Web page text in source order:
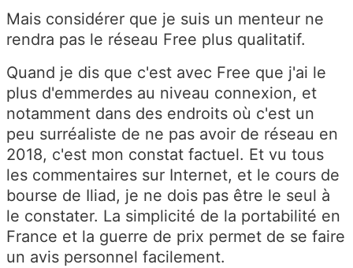
Mais considérer que je suis un menteur ne
rendra pas le réseau Free plus qualitatif.
Quand je dis que c'est avec Free que j'ai le
plus d'emmerdes au niveau connexion, et
notamment dans des endroits où c'est un
peu surréaliste de ne pas avoir de réseau en
2018, c'est mon constat factuel. Et vu tous
les commentaires sur Internet, et le cours de
bourse de Iliad, je ne dois pas être le seul à
le constater. La simplicité de la portabilité en
France et la guerre de prix permet de se faire
un avis personnel facilement.